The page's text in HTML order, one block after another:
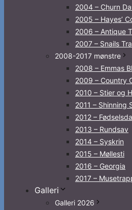
2004 – Churn
2005 – Hayes’
2006 – Antique
2007 – Snails
2008-2017 mønstre
2008 – Emmas
2009 – Country
2010 – Stier og
2011 – Shinning
2012 –
2013 – Rundsav
2014 – Syskrin
2015 – Møllesti
2016 – Georgia
2017 –
Galleri
Galleri 2026